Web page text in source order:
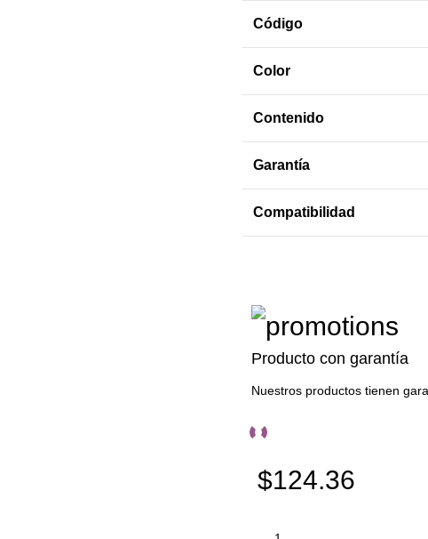
Código
Color
Contenido
Garantía
Compatibilidad
Producto con garantía
Nuestros productos tienen
$124.36